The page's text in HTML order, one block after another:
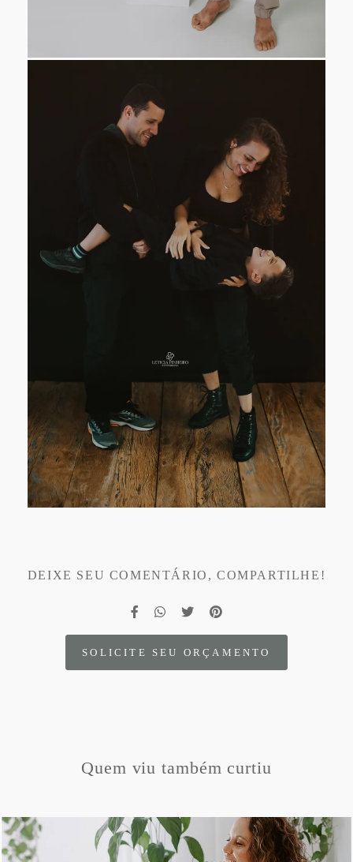
DEIXE SEU COMENTÁRIO, COMPARTILHE!
SOLICITE SEU ORÇAMENTO
Quem viu também curtiu